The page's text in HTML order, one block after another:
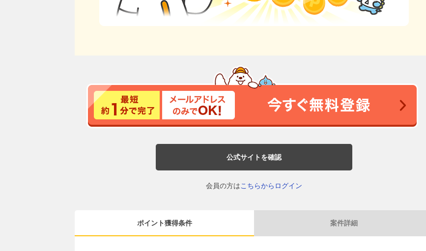
公式サイトを確認
会員の方はこちらからログイン
ポイント獲得条件 案件詳細